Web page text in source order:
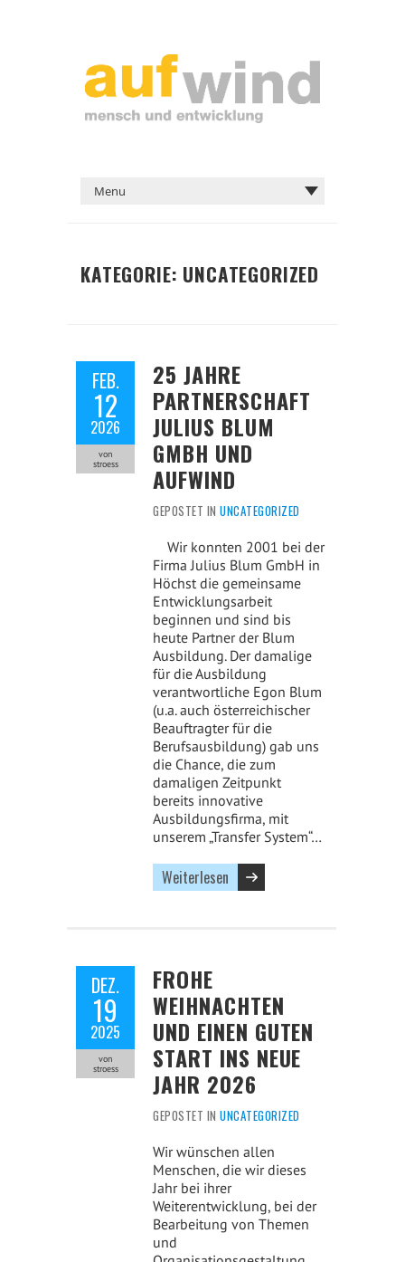
KATEGORIE: UNCATEGORIZED
FEB.
12
2026
von
stroess
25 JAHRE
PARTNERSCHAFT
JULIUS BLUM
GMBH UND
AUFWIND
GEPOSTET INUNCATEGORIZED
Wir konnten 2001 bei der
Firma Julius Blum GmbH in
Höchst die gemeinsame
Entwicklungsarbeit
beginnen und sind bis
heute Partner der Blum
Ausbildung. Der damalige
für die Ausbildung
verantwortliche Egon Blum
(u.a. auch österreichischer
Beauftragter für die
Berufsausbildung) gab uns
die Chance, die zum
damaligen Zeitpunkt
bereits innovative
Ausbildungsfirma, mit
unserem „Transfer System“…
Weiterlesen
DEZ.
19
2025
von
stroess
FROHE
WEIHNACHTEN
UND EINEN GUTEN
START INS NEUE
JAHR 2026
GEPOSTET INUNCATEGORIZED
Wir wünschen allen
Menschen, die wir dieses
Jahr bei ihrer
Weiterentwicklung, bei der
Bearbeitung von Themen
und